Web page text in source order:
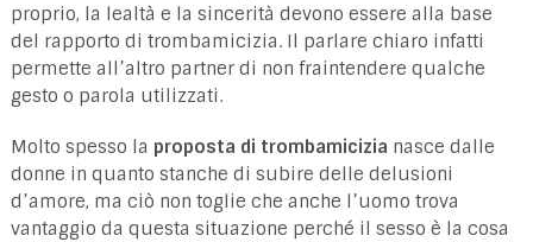
proprio, la lealtà e la sincerità devono essere alla base
del rapporto di trombamicizia. Il parlare chiaro infatti
permette all’altro partner di non fraintendere qualche
gesto o parola utilizzati.
Molto spesso la proposta di trombamicizia nasce dalle
donne in quanto stanche di subire delle delusioni
d’amore, ma ciò non toglie che anche l’uomo trova
vantaggio da questa situazione perché il sesso è la cosa